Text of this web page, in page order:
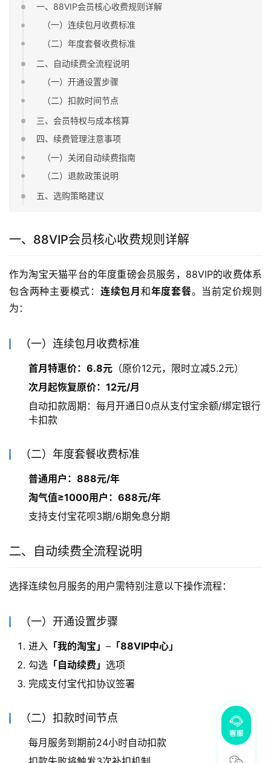
一、88VIP会员核心收费规则详解
（一）连续包月收费标准
（二）年度套餐收费标准
二、自动续费全流程说明
（一）开通设置步骤
（二）扣款时间节点
三、会员特权与成本核算
四、续费管理注意事项
（一）关闭自动续费指南
（二）退款政策说明
五、选购策略建议
一、88VIP会员核心收费规则详解
作为淘宝天猫平台的年度重磅会员服务，88VIP的收费体系
包含两种主要模式： 连续包月 和年度套餐。当前定价规则
为：
（一）连续包月收费标准
首月特惠价：6.8元 （原价12元，限时立减5.2元）
次月起恢复原价：12元/月
自动扣款周期：每月开通日0点从支付宝余额/绑定银行
卡扣款
（二）年度套餐收费标准
普通用户：888元/年
淘气值≥1000用户：688元/年
支持支付宝花呗3期/6期免息分期
二、自动续费全流程说明
选择连续包月服务的用户需特别注意以下操作流程：
（一）开通设置步骤
进入 「我的淘宝」 – 「88VIP中心」
勾选 「自动续费」 选项
完成支付宝代扣协议签署
（二）扣款时间节点
每月服务到期前24小时自动扣款